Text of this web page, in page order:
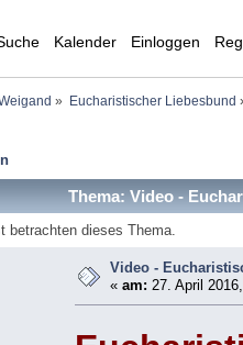
Kalender Einloggen
» Eucharistischer Liebesbund
Thema: Video -
betrachten dieses Thema.
Video -
«am: 27. April